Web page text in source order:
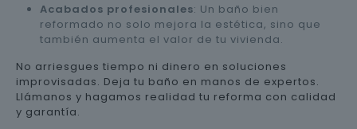
Acabados profesionales: Un baño bien
reformado no solo mejora la estética, sino que
también aumenta el valor de tu vivienda.
No arriesgues tiempo ni dinero en soluciones
improvisadas. Deja tu baño en manos de expertos.
Llámanos y hagamos realidad tu reforma con calidad
y garantía.